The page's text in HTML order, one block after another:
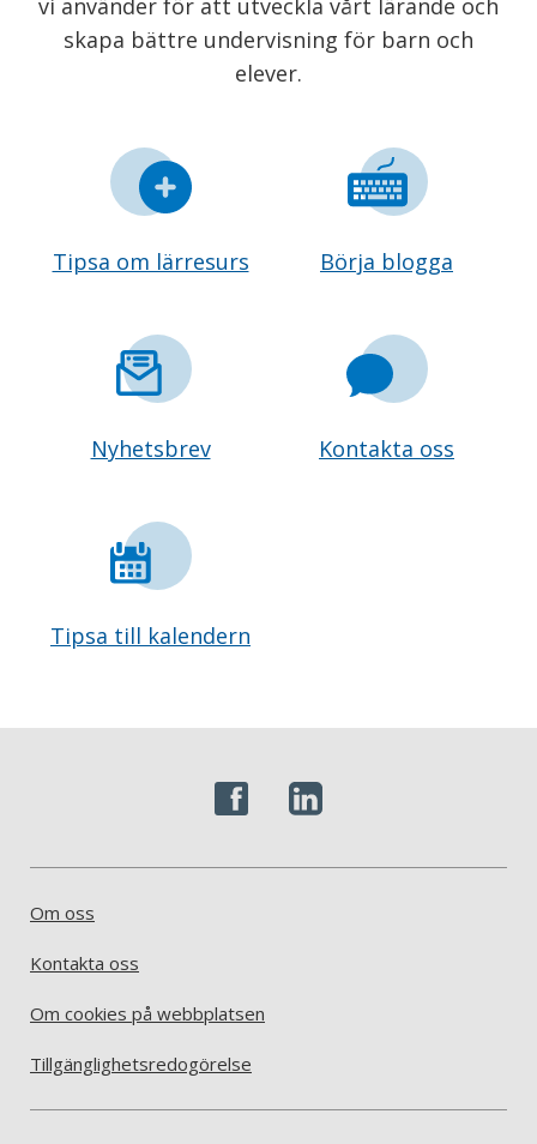
skapa bättre undervisning för barn och
elever.
Tipsa om lärresurs Börja blogga
Nyhetsbrev Kontakta oss
Tipsa till kalendern
Om oss
Kontakta oss
Om cookies på webbplatsen
Tillgänglighetsredogörelse